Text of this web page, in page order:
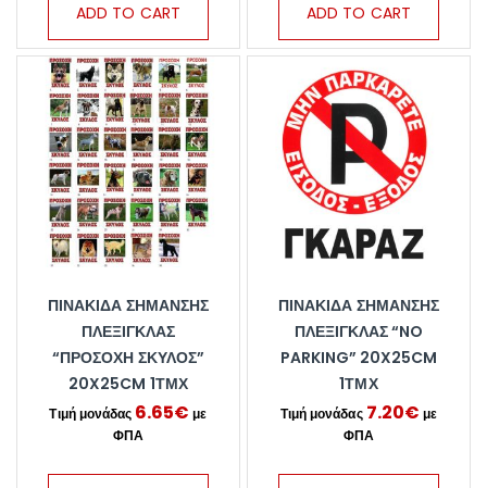
ADD TO CART ADD TO CART
ΠΙΝΑΚΊΔΑ ΣΉΜΑΝΣΗΣ
ΠΛΈΞΙΓΚΛΑΣ
“ΠΡΟΣΟΧΉ ΣΚΎΛΟΣ”
20X25CM 1ΤΜΧ
6.65€
ΠΙΝΑΚΊΔΑ ΣΉΜΑΝΣΗΣ
ΠΛΈΞΙΓΚΛΑΣ “NO
PARKING” 20X25CM
1ΤΜΧ
7.20€